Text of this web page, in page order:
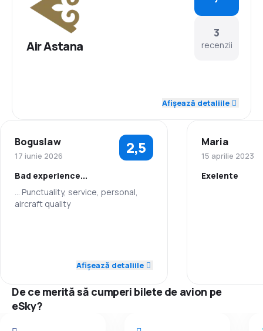
Air Astana
3
recenzii
Rețeaua de conexiuni 4,3
Prețul biletelor 3,3
Confort în timpul călătoriei
Afișează detaliile
Boguslaw
17 iunie 2026 2,5
Bad experience...
... Punctuality, service, personal,
aircraft quality
2,0
Rețeaua de conexiuni 4,0
Prețul biletelor
Afișează detaliile
Maria
15 aprilie 2023
Exelente
Prețul
De ce merită să cumperi bilete de avion pe
eSky?